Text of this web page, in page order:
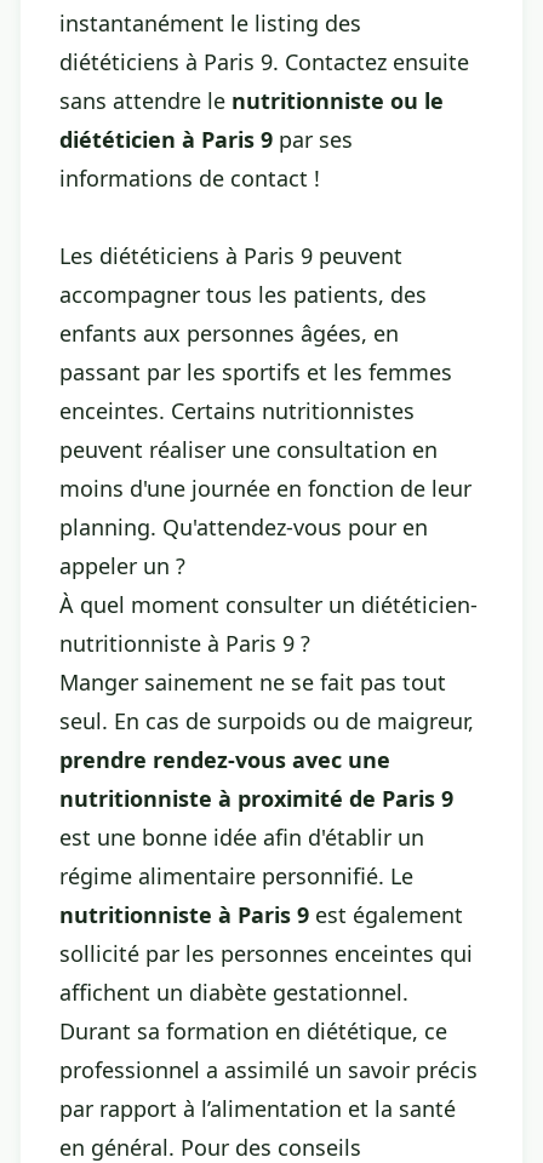
instantanément le listing des
diététiciens à Paris 9. Contactez ensuite
sans attendre le nutritionniste ou le
diététicien à Paris 9 par ses
informations de contact !
Les diététiciens à Paris 9 peuvent
accompagner tous les patients, des
enfants aux personnes âgées, en
passant par les sportifs et les femmes
enceintes. Certains nutritionnistes
peuvent réaliser une consultation en
moins d'une journée en fonction de leur
planning. Qu'attendez-vous pour en
appeler un ?
À quel moment consulter un diététicien-
nutritionniste à Paris 9 ?
Manger sainement ne se fait pas tout
seul. En cas de surpoids ou de maigreur,
prendre rendez-vous avec une
nutritionniste à proximité de Paris 9
est une bonne idée afin d'établir un
régime alimentaire personnifié. Le
nutritionniste à Paris 9 est également
sollicité par les personnes enceintes qui
affichent un diabète gestationnel.
Durant sa formation en diététique, ce
professionnel a assimilé un savoir précis
par rapport à l’alimentation et la santé
en général. Pour des conseils